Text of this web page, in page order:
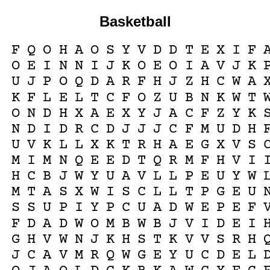
Basketball
F Q O H A O S Y V D D T E X I F
O E I N N I J K O E O I A V J K
U J P O Q D A R F H J Z H C W A
K F L E L T C F O Z U B N K W T
O N D H X A E X Y J A C F Z Y K
N D I D R C D J J J C F M U D H
U V K L L X K T R H A E G X V S
M I M N Q E E D T Q R M F H V I
H C B J W Y U A V L L P E U Y W
M T A S X W I S C L L T P G E U
S S U P I Y P C U A D W E P E F
F D A D W O M B W B J V I D E I
G H V W N J K H S T K V V S R H
J C A V M R Q W G E Y U C D E L